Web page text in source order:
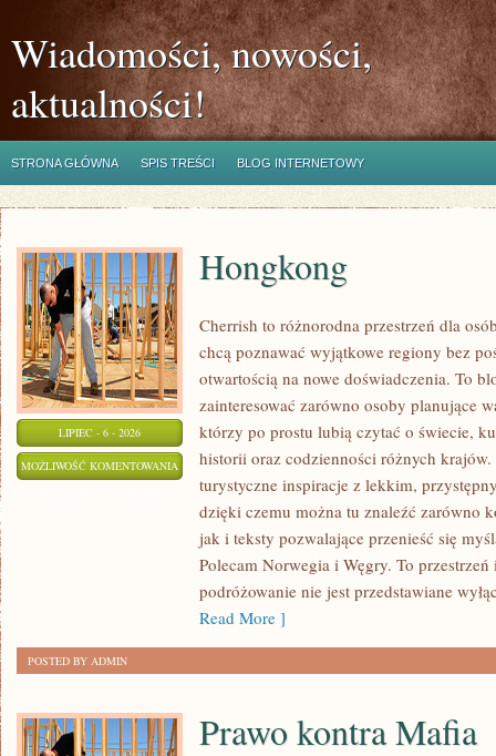
Wiadomości, nowości,
aktualności!
STRONA GŁÓWNA SPIS TREŚCI BLOG INTERNETOWY
LIPIEC - 6 - 2026
MOŻLIWOŚĆ KOMENTOWANIA HONGKONG
Hongkong
Cherrish to różnorodna przestrzeń dla
chcą poznawać wyjątkowe regiony bez
otwartością na nowe doświadczenia. To
zainteresować zarówno osoby planujące
którzy po prostu lubią czytać o świecie,
historii oraz codzienności różnych krajów.
turystyczne inspiracje z lekkim,
dzięki czemu można tu znaleźć zarówno
jak i teksty pozwalające przenieść się
Polecam Norwegia i Węgry. To
podróżowanie nie jest przedstawiane
Read More ]
POSTED BY ADMIN
Prawo kontra Mafia